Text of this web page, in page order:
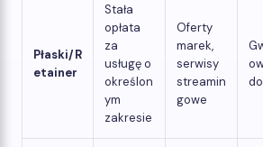
Płaski/R
etainer
Stała
opłata
za
usługę o
określon
ym
zakresie
Oferty
marek,
serwisy
streamin
gowe